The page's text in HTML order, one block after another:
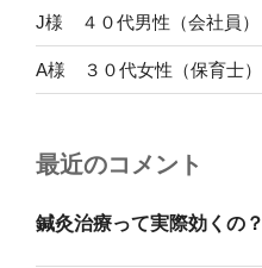
J様 ４０代男性（会社員）
A様 ３０代女性（保育士）
最近のコメント
鍼灸治療って実際効くの？